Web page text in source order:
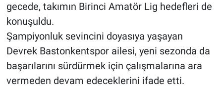
gecede, takımın Birinci Amatör Lig hedefleri de
konuşuldu.
Şampiyonluk sevincini doyasıya yaşayan
Devrek Bastonkentspor ailesi, yeni sezonda da
başarılarını sürdürmek için çalışmalarına ara
vermeden devam edeceklerini ifade etti.